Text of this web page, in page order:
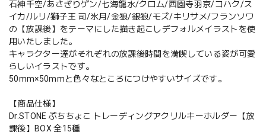
石神千空/あさぎりゲン/七海龍水/クロム/西園寺羽京/コハク/ス
イカ/ルリ/獅子王 司/氷月/金狼/銀狼/モズ/キリサメ/フランソワ
の【放課後】をテーマにした描き起こしデフォルメイラストを使
用いたしました。
キャラクター達がそれぞれの放課後時間を満喫している姿が可愛
らしいイラストです。
50mm×50mmと色々なところにつけやすいサイズです。
【商品仕様】
Dr.STONE ぷちちょこ トレーディングアクリルキーホルダー【放
課後】BOX 全15種